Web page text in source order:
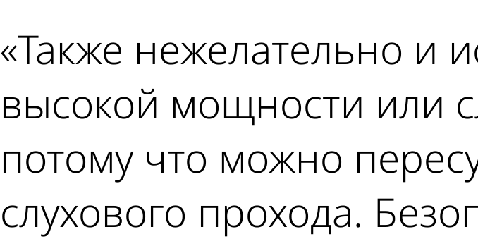
«Также нежелательно и
высокой мощности или
потому что можно
слухового прохода.